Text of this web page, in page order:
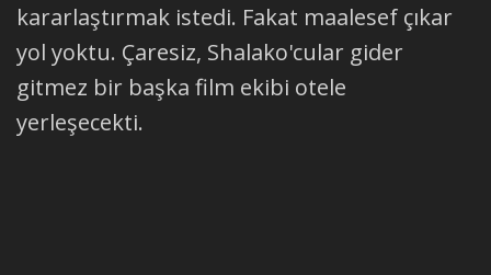
kararlaştırmak istedi. Fakat maalesef çıkar
yol yoktu. Çaresiz, Shalako'cular gider
gitmez bir başka film ekibi otele
yerleşecekti.